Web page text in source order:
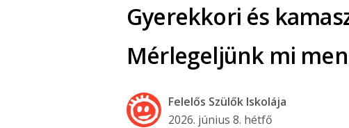
Gyerekkori és
Mérlegeljünk mi
Felelős Szülők Iskolája
2026. június 8. hétfő